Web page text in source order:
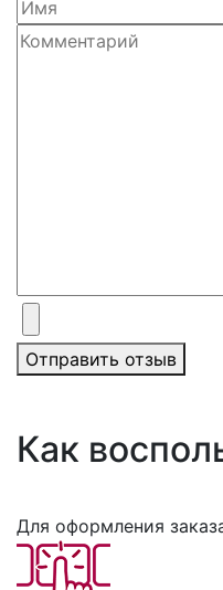
Отправить отзыв
Как
Для оформления